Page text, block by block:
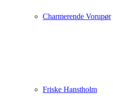
Charmerende Vorupør
Friske Hanstholm